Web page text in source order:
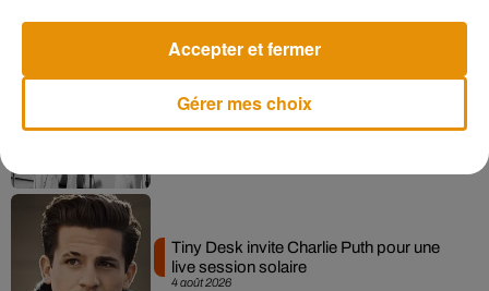
Après le film, bientôt une docu-série sur
4 août 2026
Tiny Desk invite Charlie Puth pour une
live session solaire
Gérer mes choix
Accepter et fermer